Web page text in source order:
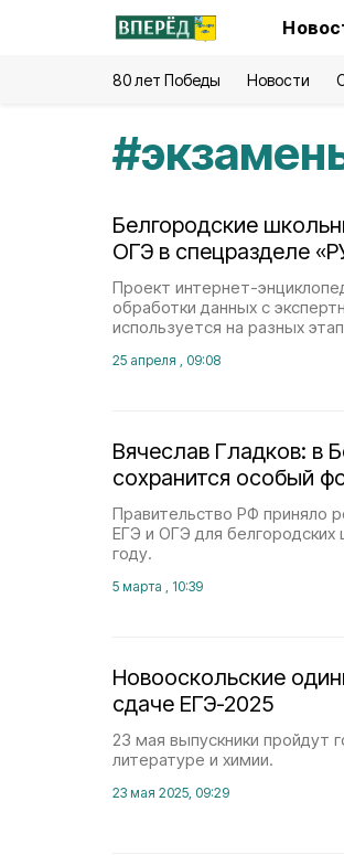
80 лет Победы Новости
#
Белгородские
ОГЭ в спецразделе
Проект интернет-
обработки данных с
используется на разных
25 апреля , 09:08
Вячеслав Гладков: в
сохранится особый
Правительство РФ приняло
ЕГЭ и ОГЭ для белгородских
году.
5 марта , 10:39
Новооскольские
сдаче ЕГЭ-2025
23 мая выпускники пройдут
литературе и химии.
23 мая 2025, 09:29